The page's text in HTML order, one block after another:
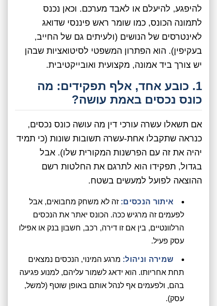
להיפגע, להיעלם או לאבד מערכם. וכאן נכנס
לתמונה הכונס, כמו שומר ראש פיננסי שדואג
לאינטרסים של הנושים (ולעיתים גם של החייב,
בעקיפין). הוא הפתרון המשפטי לסיטואציות שבהן
יש צורך ביד אמונה, מקצועית ואובייקטיבית.
1. כובע אחד, אלף תפקידים: מה
כונס נכסים באמת עושה?
אם תשאלו עשרה עורכי דין מה עושה כונס נכסים,
כנראה שתקבלו אחת-עשרה תשובות שונות (כי תמיד
יהיה את זה עם הפרשנות המקורית שלו). אבל
בגדול, תפקידו הוא לתרגם את החלטות רשם
ההוצאה לפועל למעשים בשטח.
איתור הנכסים: זה לא משחק מחבואים, אבל
לפעמים זה מרגיש ככה. הכונס יאתר את הנכסים
הרלוונטיים, בין אם זו דירה, רכב, חשבון בנק או אפילו
עסק פעיל.
שמירה וניהול: מרגע המינוי, הנכסים נמצאים
תחת אחריותו. הוא ידאג לשמור עליהם, למנוע פגיעה
בהם, ולפעמים אף לנהל אותם באופן שוטף (למשל,
עסק).